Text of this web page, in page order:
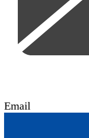
Email